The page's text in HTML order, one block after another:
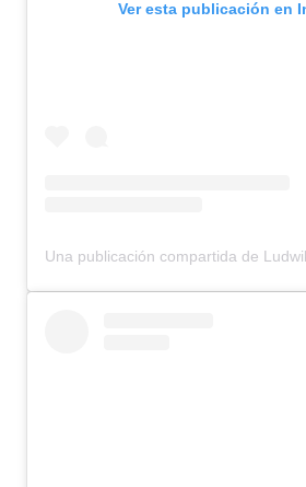
Ver esta publicación en